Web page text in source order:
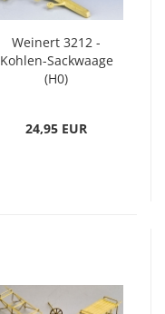
Weinert 3212 -
Kohlen-Sackwaage
(H0)
24,95 EUR